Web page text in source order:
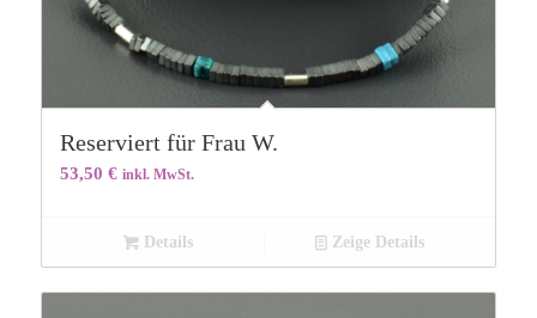
Reserviert für Frau W.
53,50 € inkl. MwSt.
Details Zeige Details